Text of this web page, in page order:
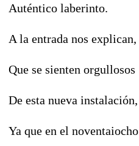
Auténtico laberinto.
A la entrada nos explican,
Que se sienten orgullosos
De esta nueva instalación,
Ya que en el noventaiocho